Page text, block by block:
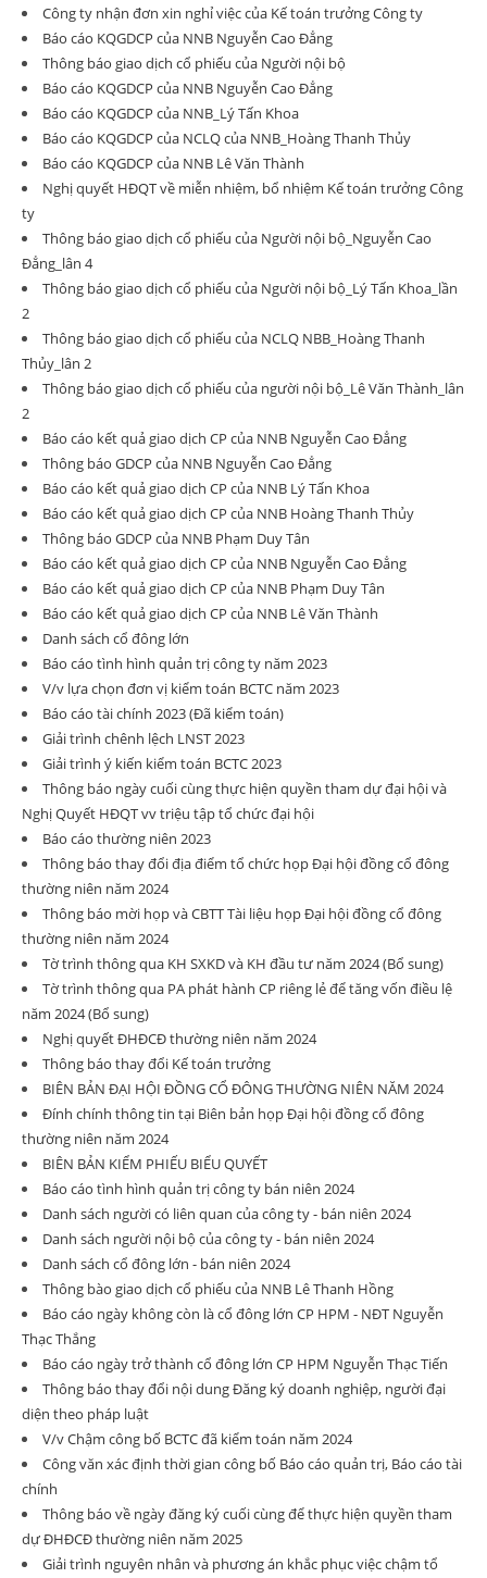
Công ty nhận đơn xin nghỉ việc của Kế toán trưởng Công ty
Báo cáo KQGDCP của NNB Nguyễn Cao Đẳng
Thông báo giao dịch cổ phiếu của Người nội bộ
Báo cáo KQGDCP của NNB Nguyễn Cao Đẳng
Báo cáo KQGDCP của NNB_Lý Tấn Khoa
Báo cáo KQGDCP của NCLQ của NNB_Hoàng Thanh Thủy
Báo cáo KQGDCP của NNB Lê Văn Thành
Nghị quyết HĐQT về miễn nhiệm, bổ nhiệm Kế toán trưởng Công
ty
Thông báo giao dịch cổ phiếu của Người nội bộ_Nguyễn Cao
Đẳng_lân 4
Thông báo giao dịch cổ phiếu của Người nội bộ_Lý Tấn Khoa_lần
2
Thông báo giao dịch cổ phiếu của NCLQ NBB_Hoàng Thanh
Thủy_lân 2
Thông báo giao dịch cổ phiếu của người nội bộ_Lê Văn Thành_lân
2
Báo cáo kết quả giao dịch CP của NNB Nguyễn Cao Đẳng
Thông báo GDCP của NNB Nguyễn Cao Đẳng
Báo cáo kết quả giao dịch CP của NNB Lý Tấn Khoa
Báo cáo kết quả giao dịch CP của NNB Hoàng Thanh Thủy
Thông báo GDCP của NNB Phạm Duy Tân
Báo cáo kết quả giao dịch CP của NNB Nguyễn Cao Đẳng
Báo cáo kết quả giao dịch CP của NNB Phạm Duy Tân
Báo cáo kết quả giao dịch CP của NNB Lê Văn Thành
Danh sách cổ đông lớn
Báo cáo tình hình quản trị công ty năm 2023
V/v lựa chọn đơn vị kiểm toán BCTC năm 2023
Báo cáo tài chính 2023 (Đã kiểm toán)
Giải trình chênh lệch LNST 2023
Giải trình ý kiến kiểm toán BCTC 2023
Thông báo ngày cuối cùng thực hiện quyền tham dự đại hội và
Nghị Quyết HĐQT vv triệu tập tổ chức đại hội
Báo cáo thường niên 2023
Thông báo thay đổi địa điểm tổ chức họp Đại hội đồng cổ đông
thường niên năm 2024
Thông báo mời họp và CBTT Tài liệu họp Đại hội đồng cổ đông
thường niên năm 2024
Tờ trình thông qua KH SXKD và KH đầu tư năm 2024 (Bổ sung)
Tờ trình thông qua PA phát hành CP riêng lẻ để tăng vốn điều lệ
năm 2024 (Bổ sung)
Nghị quyết ĐHĐCĐ thường niên năm 2024
Thông báo thay đổi Kế toán trưởng
BIÊN BẢN ĐẠI HỘI ĐỒNG CỔ ĐÔNG THƯỜNG NIÊN NĂM 2024
Đính chính thông tin tại Biên bản họp Đại hội đồng cổ đông
thường niên năm 2024
BIÊN BẢN KIỂM PHIẾU BIỂU QUYẾT
Báo cáo tình hình quản trị công ty bán niên 2024
Danh sách người có liên quan của công ty - bán niên 2024
Danh sách người nội bộ của công ty - bán niên 2024
Danh sách cổ đông lớn - bán niên 2024
Thông bào giao dịch cổ phiếu của NNB Lê Thanh Hồng
Báo cáo ngày không còn là cổ đông lớn CP HPM - NĐT Nguyễn
Thạc Thắng
Báo cáo ngày trở thành cổ đông lớn CP HPM Nguyễn Thạc Tiến
Thông báo thay đổi nội dung Đăng ký doanh nghiệp, người đại
diện theo pháp luật
V/v Chậm công bố BCTC đã kiểm toán năm 2024
Công văn xác định thời gian công bố Báo cáo quản trị, Báo cáo tài
chính
Thông báo về ngày đăng ký cuối cùng để thực hiện quyền tham
dự ĐHĐCĐ thường niên năm 2025
Giải trình nguyên nhân và phương án khắc phục việc chậm tổ